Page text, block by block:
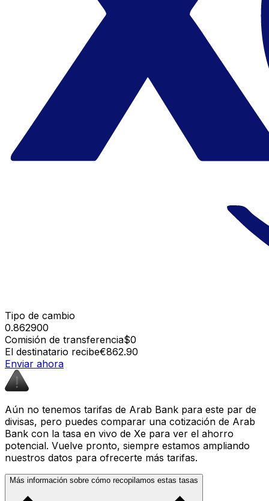
Tipo de cambio
0.862900
Comisión de transferencia$0
El destinatario recibe€862.90
Enviar ahora
Aún no tenemos tarifas de Arab Bank para este par de
divisas, pero puedes comparar una cotización de Arab
Bank con la tasa en vivo de Xe para ver el ahorro
potencial. Vuelve pronto, siempre estamos ampliando
nuestros datos para ofrecerte más tarifas.
Más información sobre cómo recopilamos estas tasas